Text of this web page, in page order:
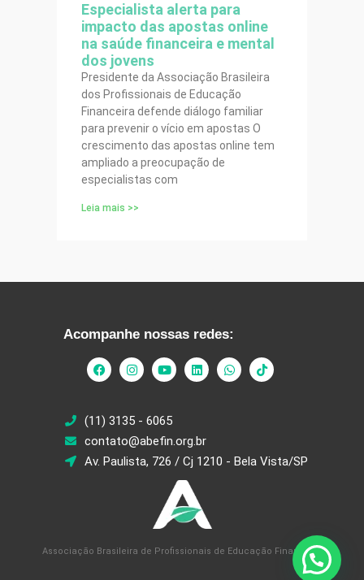
Especialista alerta para
impacto das apostas online
na saúde financeira e mental
dos jovens
Presidente da Associação Brasileira
dos Profissionais de Educação
Financeira defende diálogo familiar
para prevenir o vício em apostas O
crescimento das apostas online tem
ampliado a preocupação de
especialistas com
Leia mais >>
Acompanhe nossas redes:
(11) 3135 - 6065
contato@abefin.org.br
Av. Paulista, 726 / Cj 1210 - Bela Vista/SP
Associação Brasileira de Profissionais de Educação Financeira